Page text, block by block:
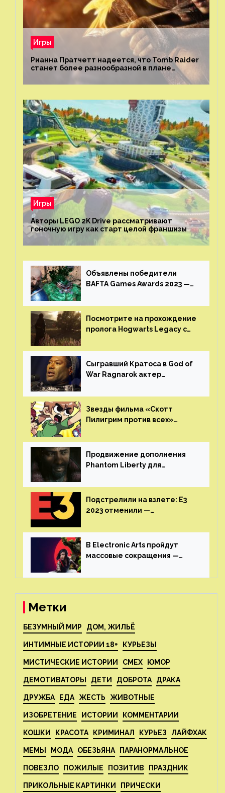
Игры
Рианна Пратчетт надеется, что Tomb Raider
станет более разнообразной в плане
репрезентации
Игры
Авторы LEGO 2K Drive рассматривают
гоночную игру как старт целой франшизы
Объявлены победители
BAFTA Games Awards 2023 —
получила шесть наград
Посмотрите на прохождение
пролога Hogwarts Legacy с
GamesVoice показала первые
результаты своего труда
Сыгравший Кратоса в God of
War Ragnarok актер
игроков прекратить
консольные войны
Звезды фильма «Скотт
Пилигрим против всех»
аниме от Netflix
Продвижение дополнения
Phantom Liberty для
июне
Подстрелили на взлете: E3
2023 отменили —
выставка не вернется
В Electronic Arts пройдут
массовые сокращения —
реструктуризацию
Метки
БЕЗУМНЫЙ МИР ДОМ, ЖИЛЬЁ
ИНТИМНЫЕ ИСТОРИИ 18+ КУРЬЕЗЫ
МИСТИЧЕСКИЕ ИСТОРИИ СМЕХ ЮМОР
ДЕМОТИВАТОРЫ ДЕТИ ДОБРОТА ДРАКА
ДРУЖБА ЕДА ЖЕСТЬ ЖИВОТНЫЕ
ИЗОБРЕТЕНИЕ ИСТОРИИ КОММЕНТАРИИ
КОШКИ КРАСОТА КРИМИНАЛ КУРЬЕЗ ЛАЙФХАК
МЕМЫ МОДА ОБЕЗЬЯНА ПАРАНОРМАЛЬНОЕ
ПОВЕЗЛО ПОЖИЛЫЕ ПОЗИТИВ ПРАЗДНИК
ПРИКОЛЬНЫЕ КАРТИНКИ ПРИЧЕСКИ